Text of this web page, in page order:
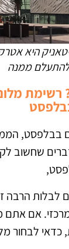
היא
ממנה
מלונות 4 כוכבים
שחשוב
הרבה
אם אתם
לבחור